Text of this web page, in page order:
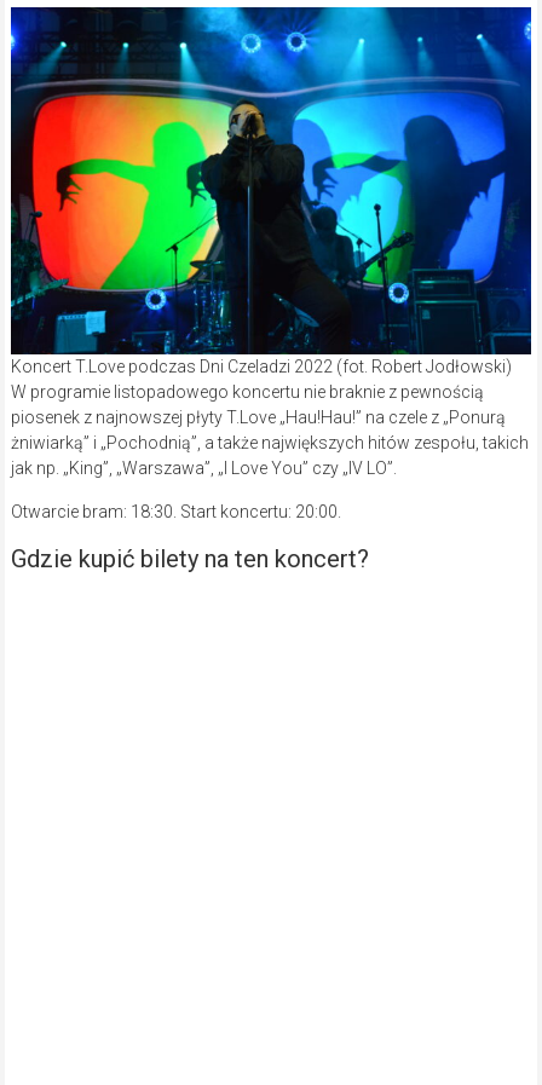
Koncert T.Love podczas Dni Czeladzi 2022 (fot. Robert Jodłowski)
W programie listopadowego koncertu nie braknie z pewnością
piosenek z najnowszej płyty T.Love „Hau!Hau!” na czele z „Ponurą
żniwiarką” i „Pochodnią”, a także największych hitów zespołu, takich
jak np. „King”, „Warszawa”, „I Love You” czy „IV LO”.
Otwarcie bram: 18:30. Start koncertu: 20:00.
Gdzie kupić bilety na ten koncert?